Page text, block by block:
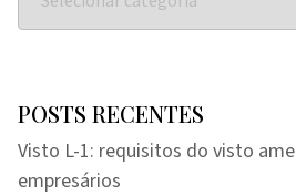
POSTS RECENTES
Visto L-1: requisitos do visto
empresários